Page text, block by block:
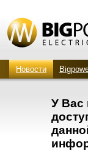
Новости
У Вас